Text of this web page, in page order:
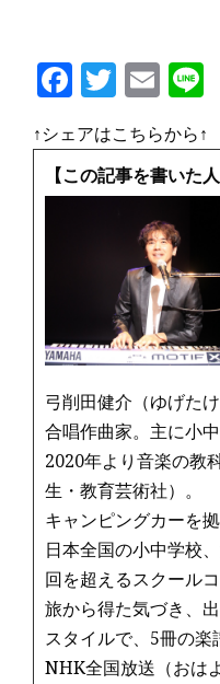
F
c
e
T
w
it
te
E
m
ai
l
↑シェアはこちらから↑
【この記事を書いた人
弓削田健介（ゆげたけ
合唱作曲家。主に小
2020年より音楽の教
生・教育芸術社）。
キャンピングカーを
日本全国の小中学校
回を超えるスクール
旅から得た気づき、
スタイルで、5冊の楽
NHK全国放送（おは